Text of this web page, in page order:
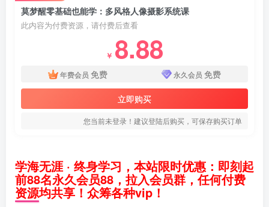
莫梦醒零基础也能学：多风格人像摄影系统课
此内容为付费资源，请付费后查看
￥ 8.88
年费会员 免费 永久会员 免费
立即购买
您当前未登录！建议登陆后购买，可保存购买订单
学海无涯 · 终身学习，本站限时优惠：即刻起
前88名永久会员88，拉入会员群，任何付费
资源均共享！众筹各种vip！